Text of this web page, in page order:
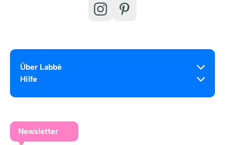
Über Labbé
Hilfe
Newsletter